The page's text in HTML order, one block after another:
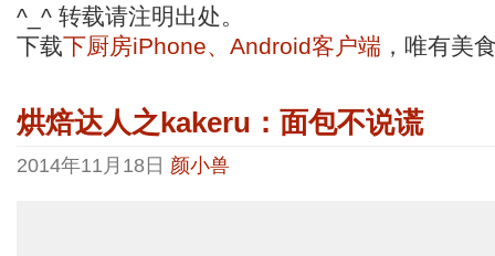
^_^ 转载请注明出处。
下载下厨房iPhone、Android客户端 ，唯有美
烘焙达人之kakeru：面包不说谎
2014年11月18日 颜小兽